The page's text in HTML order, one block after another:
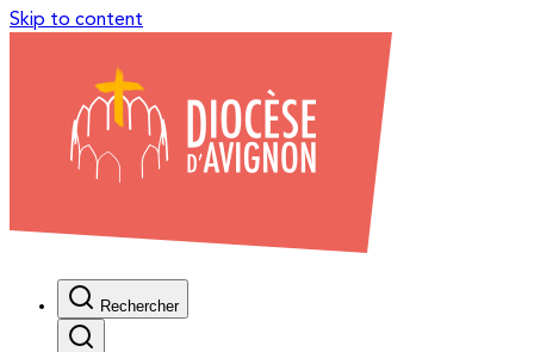
Skip to content
Rechercher